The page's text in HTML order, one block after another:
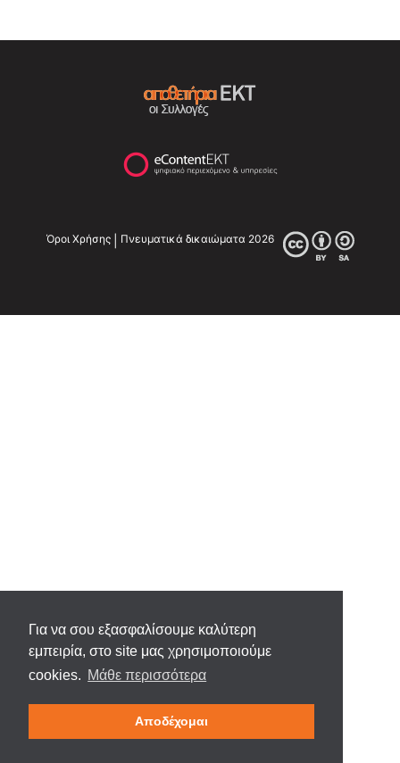
Για να σου εξασφαλίσουμε καλύτερη
εμπειρία, στο site μας χρησιμοποιούμε
cookies. Μάθε περισσότερα
Αποδέχομαι